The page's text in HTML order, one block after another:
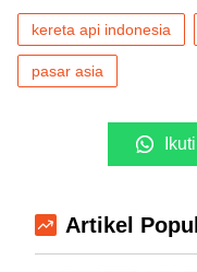
kereta api indonesia
pasar asia
Artikel